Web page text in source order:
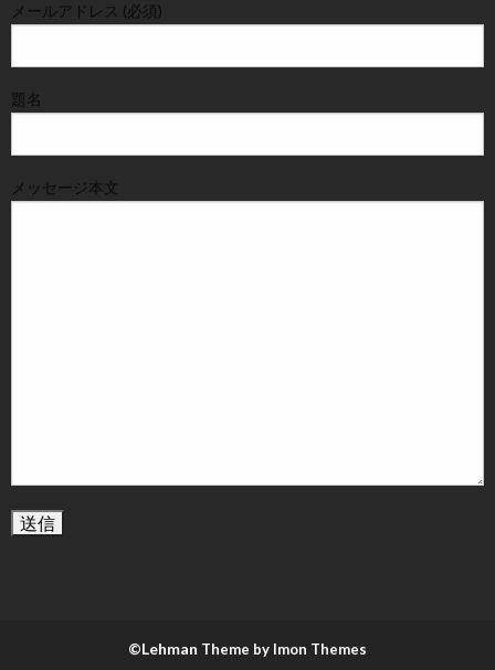
メールアドレス (必須)
題名
メッセージ本文
©Lehman Theme by Imon Themes